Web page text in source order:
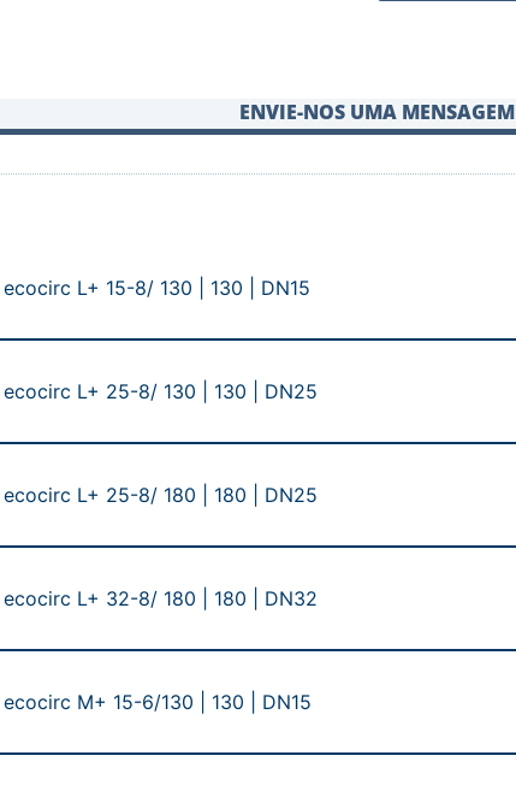
ENVIE-NOS UMA MENSAGEM
L+ 15-8/ 130 | 130 | DN15
ecocirc L+ 25-8/ 130 | 130 | DN25
ecocirc L+ 25-8/ 180 | 180 | DN25
ecocirc L+ 32-8/ 180 | 180 | DN32
M+ 15-6/130 | 130 | DN15